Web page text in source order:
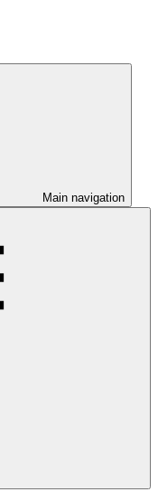
Main navigation